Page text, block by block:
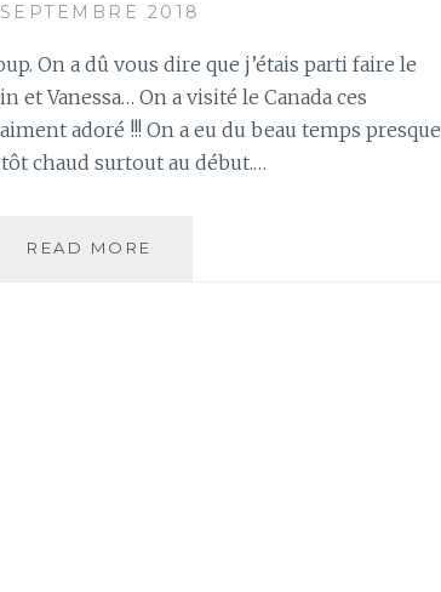
2018
On a dû vous dire que j’étais parti faire le
et Vanessa… On a visité le Canada ces
adoré !!! On a eu du beau temps presque
chaud surtout au début.…
READ MORE